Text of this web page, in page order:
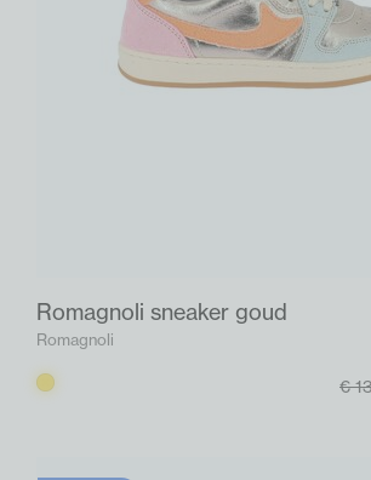
Romagnoli sneaker goud
Romagnoli
Goud €